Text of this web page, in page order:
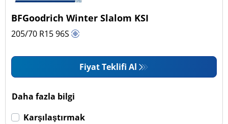
BFGoodrich Winter Slalom KSI
205/70 R1596S
Fiyat Teklifi Al
Daha fazla bilgi
Karşılaştırmak